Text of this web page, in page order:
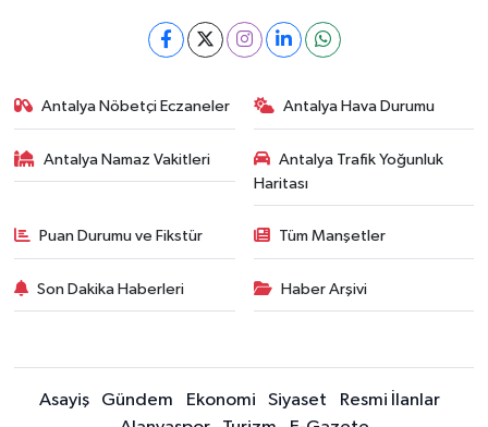
Antalya Nöbetçi Eczaneler Antalya Hava Durumu
Antalya Namaz Vakitleri
Antalya Trafik Yoğunluk
Haritası
Puan Durumu ve Fikstür Tüm Manşetler
Son Dakika Haberleri Haber Arşivi
Asayiş Gündem Ekonomi Siyaset
Resmi İlanlar